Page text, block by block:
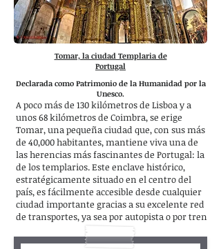
Tomar, la ciudad Templaria de
Portugal
Declarada como Patrimonio de la Humanidad por la
Unesco.
A poco más de 130 kilómetros de Lisboa y a
unos 68 kilómetros de Coimbra, se erige
Tomar, una pequeña ciudad que, con sus más
de 40,000 habitantes, mantiene viva una de
las herencias más fascinantes de Portugal: la
de los templarios. Este enclave histórico,
estratégicamente situado en el centro del
país, es fácilmente accesible desde cualquier
ciudad importante gracias a su excelente red
de transportes, ya sea por autopista o por tren